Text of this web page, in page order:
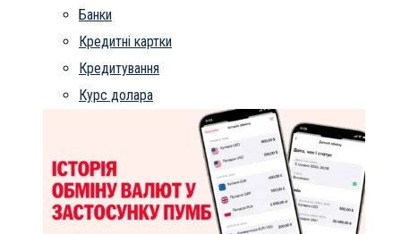
Банки
Кредитні картки
Кредитування
Курс долара